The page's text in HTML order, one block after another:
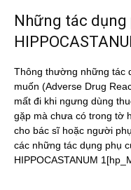
Những tác dụng
Thông thường những tác
muốn (Adverse Drug
mất đi khi ngưng dùng
gặp mà chưa có trong tờ
cho bác sĩ hoặc người
các những tác dụng phụ
HIPPOCASTANUM